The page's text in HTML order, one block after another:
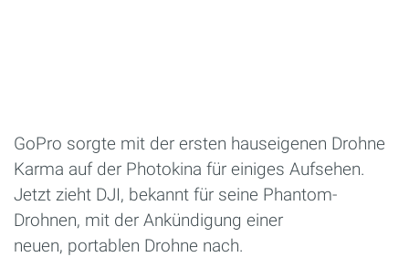
GoPro sorgte mit der ersten hauseigenen Drohne
Karma auf der Photokina für einiges Aufsehen.
Jetzt zieht DJI, bekannt für seine Phantom-
Drohnen, mit der Ankündigung einer
neuen, portablen Drohne nach.